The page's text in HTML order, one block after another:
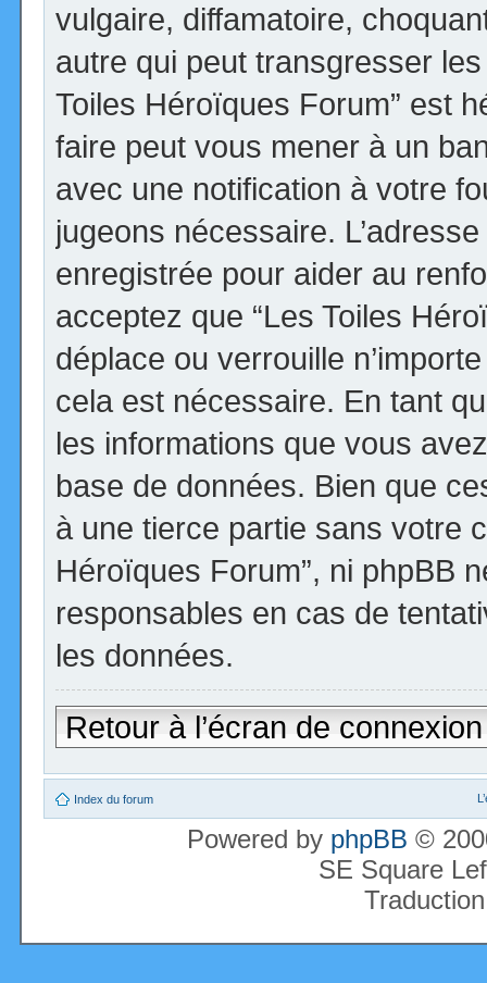
vulgaire, diffamatoire,
autre qui peut transgresser
Toiles Héroïques Forum” est
faire peut vous mener à un
avec une notification à votre
jugeons nécessaire.
enregistrée pour aider au
acceptez que “Les Toiles
déplace ou verrouille
cela est nécessaire. En tant
les informations que vous
base de données. Bien que
à une tierce partie sans votre
Héroïques Forum”, ni phpBB
responsables en cas de
les données.
Retour à l’écran de connexion
Index du forum
Powered by phpBB ©
SE Square